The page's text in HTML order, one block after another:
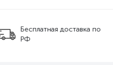
Бесплатная доставка по
РФ